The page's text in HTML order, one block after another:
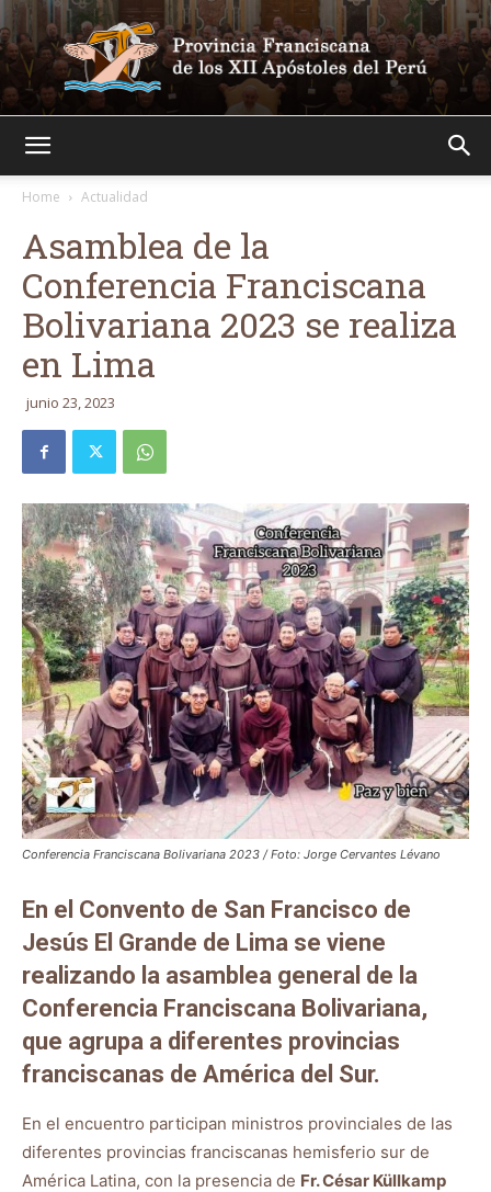
Home
Actualidad
Asamblea de la
Conferencia Franciscana
Bolivariana 2023 se realiza
en Lima
junio 23, 2023
Conferencia Franciscana Bolivariana 2023 / Foto: Jorge Cervantes Lévano
En el Convento de San Francisco de
Jesús El Grande de Lima se viene
realizando la asamblea general de la
Conferencia Franciscana Bolivariana,
que agrupa a diferentes provincias
franciscanas de América del Sur.
En el encuentro participan ministros provinciales de las
diferentes provincias franciscanas hemisferio sur de
América Latina, con la presencia de Fr. César Küllkamp